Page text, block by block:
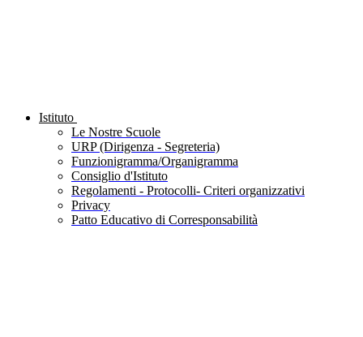
Istituto
Le Nostre Scuole
URP (Dirigenza - Segreteria)
Funzionigramma/Organigramma
Consiglio d'Istituto
Regolamenti - Protocolli- Criteri organizzativi
Privacy
Patto Educativo di Corresponsabilità